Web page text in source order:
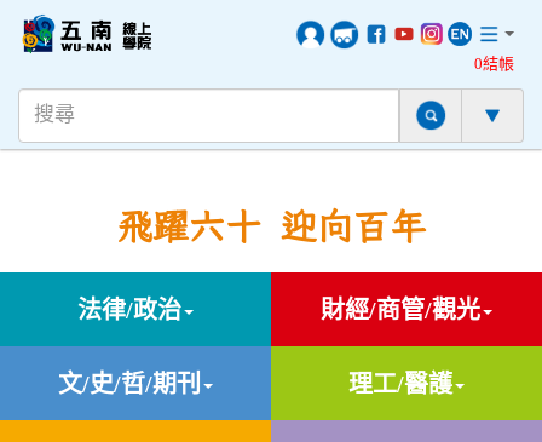
0結帳
飛躍六十 迎向百年
法律/政治 財經/商管/觀光
文/史/哲/期刊 理工/醫護